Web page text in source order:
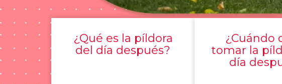
¿Qué es la píldora
del día después?
¿Cuándo
tomar la
día